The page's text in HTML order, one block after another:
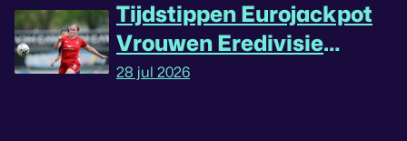
Tijdstippen Eurojackpot
Vrouwen Eredivisie
omgedraaid
28 jul 2026